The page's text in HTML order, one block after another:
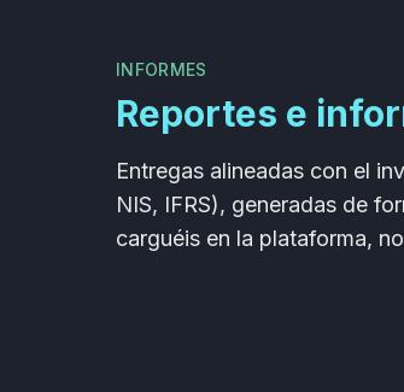
INFORMES
Reportes e
Entregas alineadas con el
NIS, IFRS), generadas de
carguéis en la plataforma,